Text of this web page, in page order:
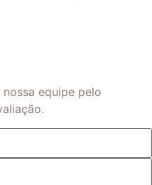
equipe pelo